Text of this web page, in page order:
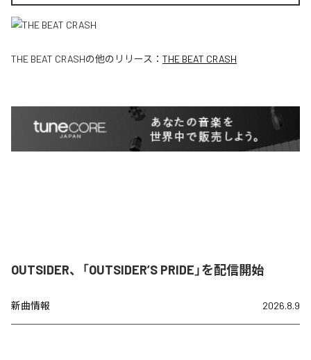
THE BEAT CRASHの他のリリース： THE BEAT CRASH
OUTSIDER、「OUTSIDER’S PRIDE」を配信開始
新曲情報 2026.8.9